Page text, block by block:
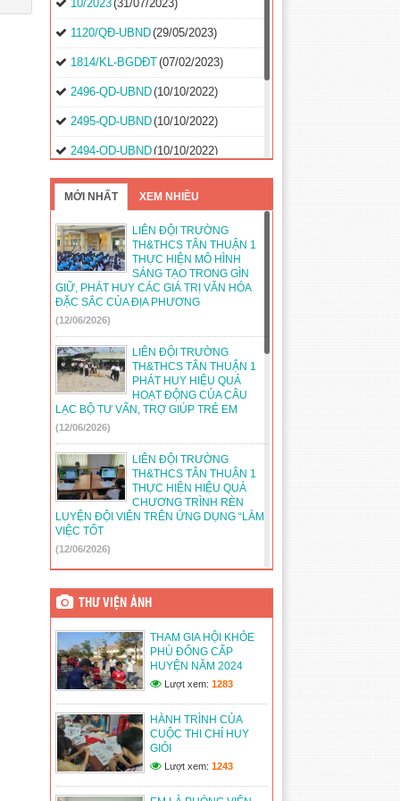
10/2023(31/07/2023)
1120/QĐ-UBND(29/05/2023)
1814/KL-BGDĐT(07/02/2023)
2496-QD-UBND(10/10/2022)
2495-QD-UBND(10/10/2022)
2494-QD-UBND(10/10/2022)
888/TB-UBND(31/08/2022)
2397/QĐ-UBND(26/08/2022)
31/2022/NQ-HĐND (16/08/2022)
MỚI NHẤT XEM NHIỀU
LIÊN ĐỘI TRƯỜNG
TH&THCS TÂN THUẬN 1
THỰC HIỆN MÔ HÌNH
SÁNG TẠO TRONG GÌN
GIỮ, PHÁT HUY CÁC GIÁ TRỊ VĂN HÓA
ĐẶC SẮC CỦA ĐỊA PHƯƠNG
(12/06/2026)
LIÊN ĐỘI TRƯỜNG
TH&THCS TÂN THUẬN 1
PHÁT HUY HIỆU QUẢ
HOẠT ĐỘNG CỦA CÂU
LẠC BỘ TƯ VẤN, TRỢ GIÚP TRẺ EM
(12/06/2026)
LIÊN ĐỘI TRƯỜNG
TH&THCS TÂN THUẬN 1
THỰC HIỆN HIỆU QUẢ
CHƯƠNG TRÌNH RÈN
LUYỆN ĐỘI VIÊN TRÊN ỨNG DỤNG “LÀM
VIỆC TỐT
(12/06/2026)
THUẬN 1 TRIỂN KHAI MÔ
HÌNH PHÁT HUY QUYỀN
“ ĐIỀU EM MUỐN NÓI”
(12/06/2026)
LIÊN ĐỘI TH&THCS TÂN
THUẬN 1 TỔ CHỨC
TUYÊN TRUYỀN LUẬT
TRẺ EM TRONG TRƯỜNG
HỌC
(12/06/2026)
LIÊN ĐỘI TH&THCS TÂN
THƯ VIỆN ẢNH
THAM GIA HỘI KHỎE
PHÙ ĐỔNG CẤP
HUYỆN NĂM 2024
Lượt xem: 1283
HÀNH TRÌNH CỦA
CUỘC THI CHỈ HUY
GIỎI
Lượt xem: 1243